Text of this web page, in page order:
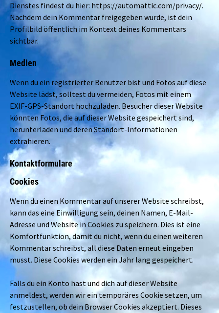
Dienstes findest du hier: https://automattic.com/privacy/.
Nachdem dein Kommentar freigegeben wurde, ist dein
Profilbild öffentlich im Kontext deines Kommentars
sichtbar.
Medien
Wenn du ein registrierter Benutzer bist und Fotos auf diese
Website lädst, solltest du vermeiden, Fotos mit einem
EXIF-GPS-Standort hochzuladen. Besucher dieser Website
könnten Fotos, die auf dieser Website gespeichert sind,
herunterladen und deren Standort-Informationen
extrahieren.
Kontaktformulare
Cookies
Wenn du einen Kommentar auf unserer Website schreibst,
kann das eine Einwilligung sein, deinen Namen, E-Mail-
Adresse und Website in Cookies zu speichern. Dies ist eine
Komfortfunktion, damit du nicht, wenn du einen weiteren
Kommentar schreibst, all diese Daten erneut eingeben
musst. Diese Cookies werden ein Jahr lang gespeichert.
Falls du ein Konto hast und dich auf dieser Website
anmeldest, werden wir ein temporäres Cookie setzen, um
festzustellen, ob dein Browser Cookies akzeptiert. Dieses